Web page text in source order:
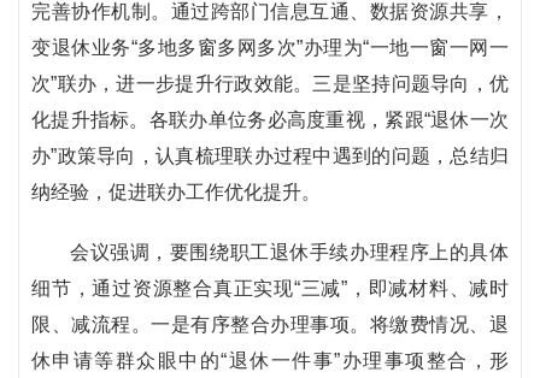
完善协作机制。通过跨部门信息互通、数据资源共享，
变退休业务“多地多窗多网多次”办理为“一地一窗一网一
次”联办，进一步提升行政效能。三是坚持问题导向，优
化提升指标。各联办单位务必高度重视，紧跟“退休一次
办”政策导向，认真梳理联办过程中遇到的问题，总结归
纳经验，促进联办工作优化提升。
会议强调，要围绕职工退休手续办理程序上的具体
细节，通过资源整合真正实现“三减”，即减材料、减时
限、减流程。一是有序整合办理事项。将缴费情况、退
休申请等群众眼中的“退休一件事”办理事项整合，形